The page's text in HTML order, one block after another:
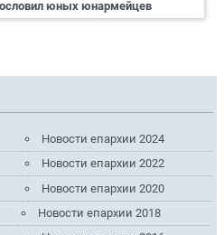
юных юнармейцев
Новости епархии 2024
Новости епархии 2022
Новости епархии 2020
Новости епархии 2018